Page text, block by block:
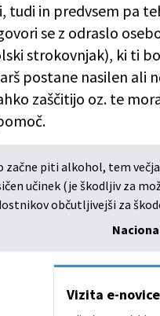
tudi in predvsem pa
se z odraslo
strokovnjak), ki ti
postane nasilen ali
zaščitijo oz. te
začne piti alkohol, tem
učinek (je škodljiv za
občutljivejši za
Vizita e-novice